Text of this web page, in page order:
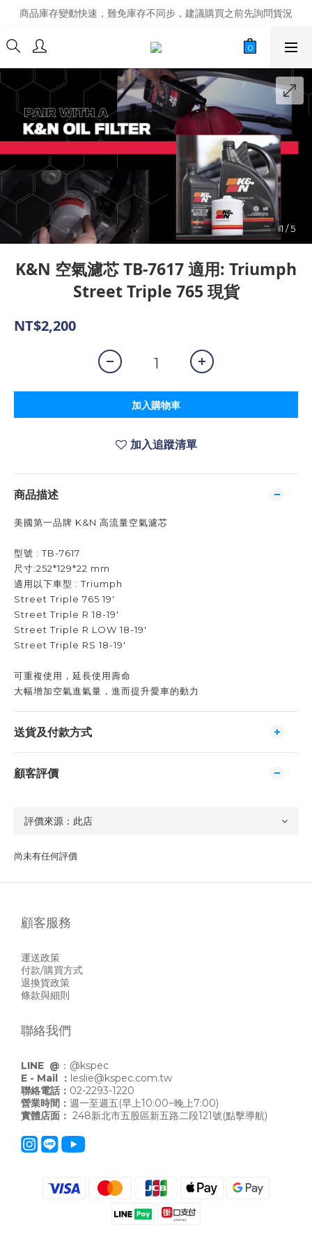
商品庫存變動快速，難免庫存不同步，建議購買之前先詢問貨況
商品庫存變動快速，難免庫存不同步，建議購買之前先詢問貨況
經營超過20年的改裝老字號，安全有保障
商品庫存變動快速，難免庫存不同步，建議購買之前先詢問貨況
K&N 空氣濾芯 TB-7617 適用: Triumph
Street Triple 765 現貨
NT$2,200
加入購物車
加入追蹤清單
商品描述
美國第一品牌 K&N 高流量空氣濾芯
型號 : TB-7617
尺寸:252*129*22 mm
適用以下車型 : Triumph
Street Triple 765 19'
Street Triple R 18-19'
Street Triple R LOW 18-19'
Street Triple RS 18-19'
可重複使用，延長使用壽命
大幅增加空氣進氣量，進而提升愛車的動力
送貨及付款方式
顧客評價
尚未有任何評價
顧客服務
運送政策
付款/購買方式
退換貨政策
條款與細則
聯絡我們
LINE @ ： @kspec
E - Mail ： leslie@kspec.com.tw
聯絡電話： 02-2293-1220
營業時間： 週一至週五(早上10:00~晚上7:00)
實體店面： 248新北市五股區新五路二段121號(點擊導航)